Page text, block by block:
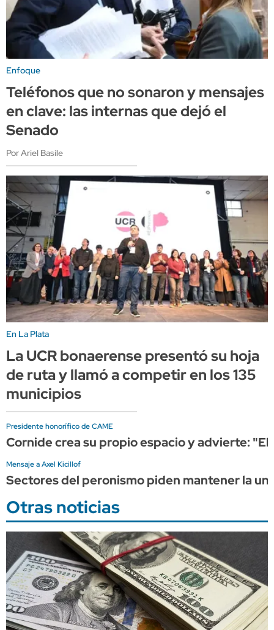
Enfoque
Teléfonos que no sonaron y mensajes
en clave: las internas que dejó el
Senado
Por Ariel Basile
En La Plata
La UCR bonaerense presentó su hoja
de ruta y llamó a competir en los 135
municipios
Presidente honorífico de CAME
Cornide crea su propio espacio y advierte:
Mensaje a Axel Kicillof
Sectores del peronismo piden mantener la
Otras noticias